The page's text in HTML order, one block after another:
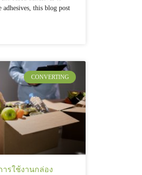
adhesives, this blog post
CONVERTING
ารใช้งานกล่อง